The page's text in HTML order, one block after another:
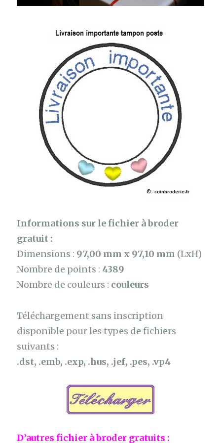
Informations sur le fichier à broder
gratuit :
Dimensions : 97,00 mm x 97,10 mm (LxH)
Nombre de points : 4389
Nombre de couleurs : couleurs
Téléchargement sans inscription
disponible pour les types de fichiers
suivants :
.dst, .emb, .exp, .hus, .jef, .pes, .vp4
D’autres fichier à broder gratuits :